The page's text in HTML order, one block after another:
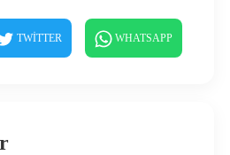
TWITTER WHATSAPP